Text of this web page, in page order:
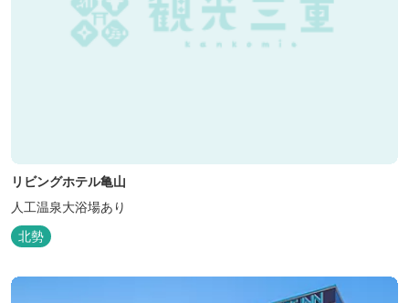
リビングホテル亀山
人工温泉大浴場あり
北勢